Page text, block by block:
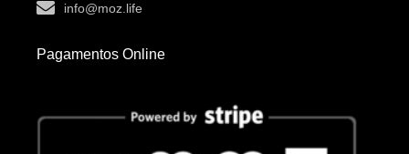
info@moz.life
Pagamentos Online